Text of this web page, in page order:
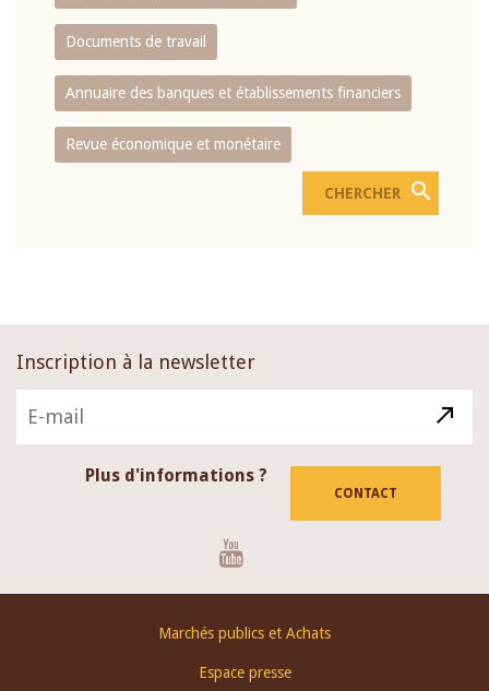
Documents de travail
Annuaire des banques et établissements financiers
Revue économique et monétaire
Inscription à la newsletter
Plus d'informations ?
CONTACT
Marchés publics et Achats
Espace presse